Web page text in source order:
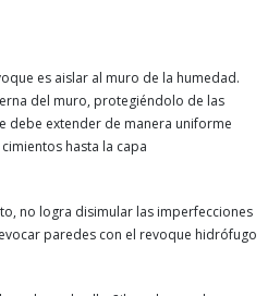
es aislar al muro de la humedad.
del muro, protegiéndolo de las
debe extender de manera uniforme
hasta la capa
no logra disimular las imperfecciones
paredes con el revoque hidrófugo